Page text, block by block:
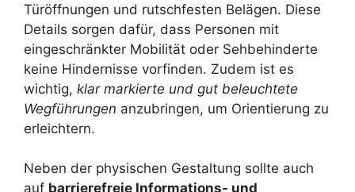
Türöffnungen und rutschfesten Belägen. Diese
Details sorgen dafür, dass Personen mit
eingeschränkter Mobilität oder Sehbehinderte
keine Hindernisse vorfinden. Zudem ist es
wichtig, klar markierte und gut beleuchtete
Wegführungen anzubringen, um Orientierung zu
erleichtern.
Neben der physischen Gestaltung sollte auch
auf barrierefreie Informations- und